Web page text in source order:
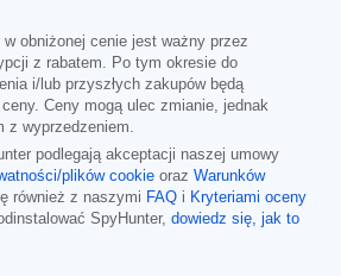
obniżonej cenie jest ważny przez
z rabatem. Po tym okresie do
i/lub przyszłych zakupów będą
Ceny mogą ulec zmianie, jednak
z wyprzedzeniem.
podlegają akceptacji naszej umowy
plików cookie oraz Warunków
również z naszymi FAQ i Kryteriami oceny
SpyHunter, dowiedz się, jak to